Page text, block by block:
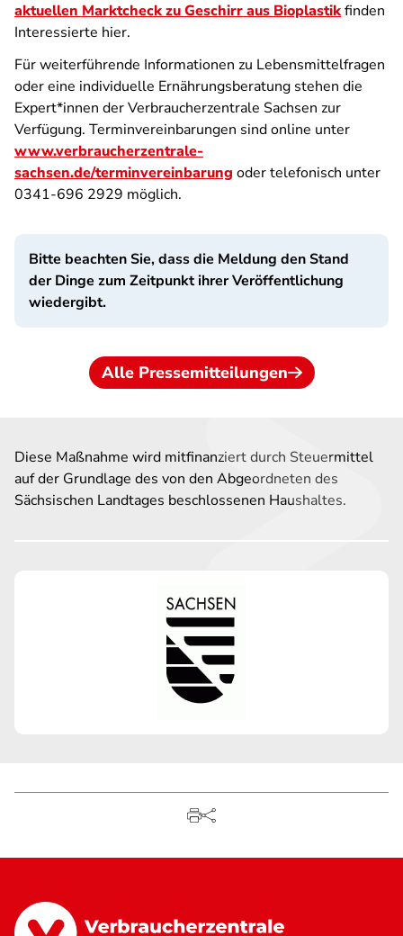
aktuellen Marktcheck zu Geschirr aus Bioplastikfinden
Interessierte hier.
Für weiterführende Informationen zu Lebensmittelfragen
oder eine individuelle Ernährungsberatung stehen die
Expert*innen der Verbraucherzentrale Sachsen zur
Verfügung. Terminvereinbarungen sind online unter
www.verbraucherzentrale-
sachsen.de/terminvereinbarung oder telefonisch unter
0341-696 2929 möglich.
Bitte beachten Sie, dass die Meldung den Stand
der Dinge zum Zeitpunkt ihrer Veröffentlichung
wiedergibt.
Alle Pressemitteilungen
Diese Maßnahme wird mitfinanziert durch Steuermittel
auf der Grundlage des von den Abgeordneten des
Sächsischen Landtages beschlossenen Haushaltes.